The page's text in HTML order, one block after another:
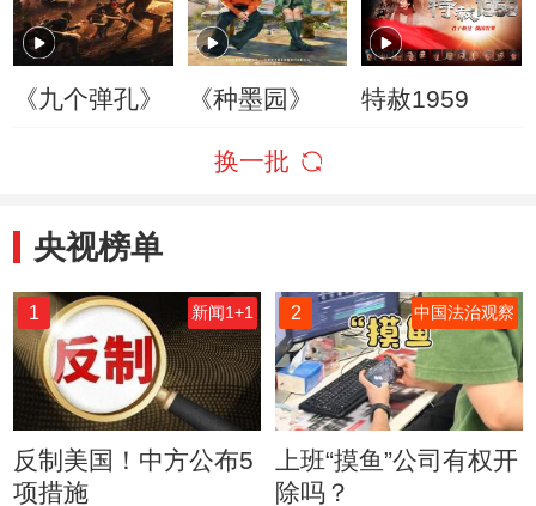
《九个弹孔》 《种墨园》 特赦1959
换一批
央视榜单
1 新闻1+1
反制美国！中方公布5
项措施
2 中国法治观察
上班“摸鱼”公司有权开
除吗？